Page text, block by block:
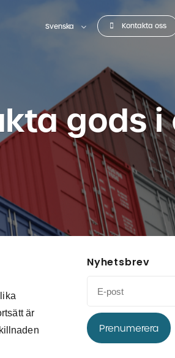
Svenska Kontakta oss
gods i
är
Nyhetsbrev
Prenumerera